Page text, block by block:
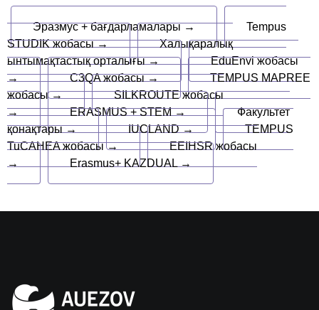
Эразмус + бағдарламалары →
Tempus
STUDIK жобасы →
Халықаралық
ынтымақтастық орталығы →
EduEnvi жобасы
→
C3QA жобасы →
TEMPUS MAPREE
жобасы →
SILKROUTE жобасы
→
ERASMUS + STEM →
Факультет
қонақтары →
IUCLAND →
TEMPUS
TuCAHEA жобасы →
EEIHSR жобасы
→
Erasmus+ KAZDUAL →